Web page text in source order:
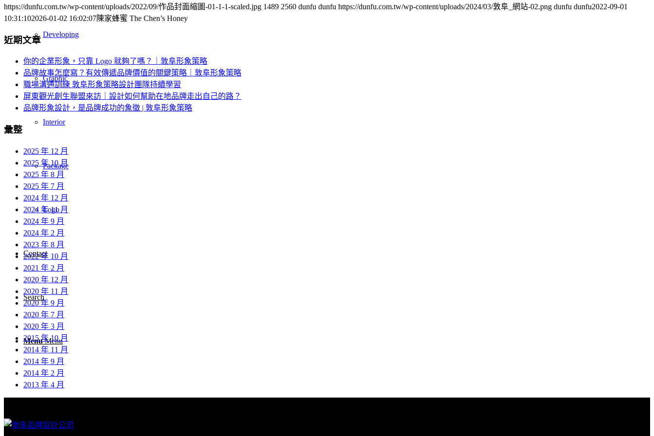
Developing
Graphic
Interior
Package
Logo
Contact
Search
Menu Menu
https://dunfu.com.tw/wp-content/uploads/2022/09/作品封面縮圖-01-1-1-scaled.jpg 1489 2560 dunfu dunfu https://dunfu.com.tw/wp-content/uploads/2024/03/敦阜_網站-02.png dunfu dunfu2022-09-01
10:31:102026-01-02 16:02:07陳家蜂蜜 The Chen’s Honey
近期文章
你的企業形象，只靠 Logo 就夠了嗎？｜敦阜形象策略
品牌故事怎麼寫？有效傳遞品牌價值的關鍵策略｜敦阜形象策略
職場溝通訓練 敦阜形象策略設計團隊持續學習
屏東觀光創生聯盟來訪｜設計如何幫助在地品牌走出自己的路？
品牌形象設計，是品牌成功的象徵 | 敦阜形象策略
彙整
2025 年 12 月
2025 年 10 月
2025 年 8 月
2025 年 7 月
2024 年 12 月
2024 年 11 月
2024 年 9 月
2024 年 2 月
2023 年 8 月
2022 年 10 月
2021 年 2 月
2020 年 12 月
2020 年 11 月
2020 年 9 月
2020 年 7 月
2020 年 3 月
2015 年 10 月
2014 年 11 月
2014 年 9 月
2014 年 2 月
2013 年 4 月